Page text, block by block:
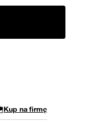
Kup na firmę